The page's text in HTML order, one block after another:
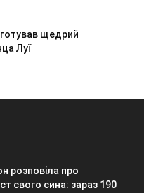
щедрий
Луї
розповіла про
свого сина: зараз 190